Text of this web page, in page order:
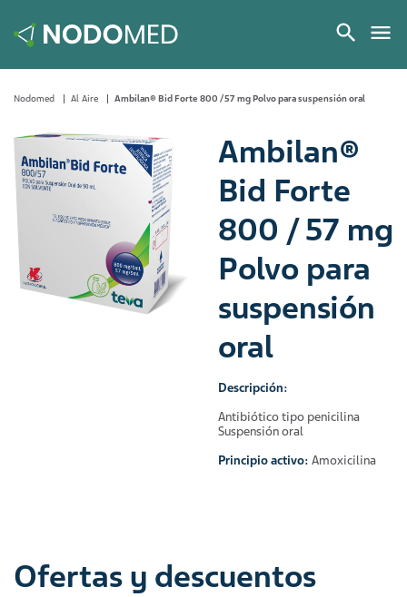
Nodomed Al Aire Ambilan® Bid Forte 800 / 57 mg Polvo para suspensión oral
Ambilan®
Bid Forte
800 / 57 mg
Polvo para
suspensión
oral
Descripción:
Antibiótico tipo penicilina
Suspensión oral
Principio activo: Amoxicilina
Ofertas y descuentos